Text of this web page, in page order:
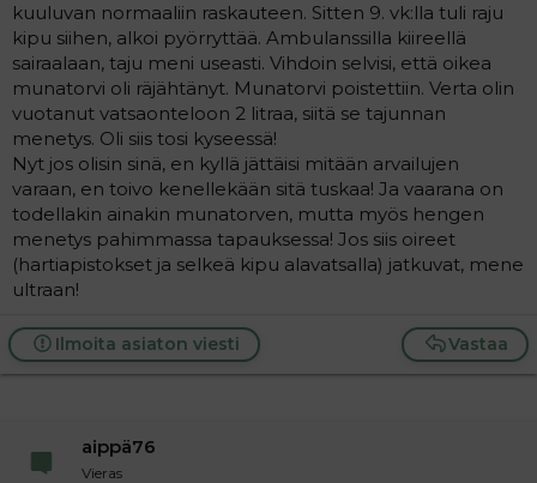
kuuluvan normaaliin raskauteen. Sitten 9. vk:lla tuli raju
kipu siihen, alkoi pyörryttää. Ambulanssilla kiireellä
sairaalaan, taju meni useasti. Vihdoin selvisi, että oikea
munatorvi oli räjähtänyt. Munatorvi poistettiin. Verta olin
vuotanut vatsaonteloon 2 litraa, siitä se tajunnan
menetys. Oli siis tosi kyseessä!
Nyt jos olisin sinä, en kyllä jättäisi mitään arvailujen
varaan, en toivo kenellekään sitä tuskaa! Ja vaarana on
todellakin ainakin munatorven, mutta myös hengen
menetys pahimmassa tapauksessa! Jos siis oireet
(hartiapistokset ja selkeä kipu alavatsalla) jatkuvat, mene
ultraan!
Vastaa
Ilmoita asiaton viesti
aippä76
Vieras